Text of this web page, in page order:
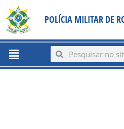
content
para
conteúdo
POLÍCIA MILITAR DE
Menu SearchSearch